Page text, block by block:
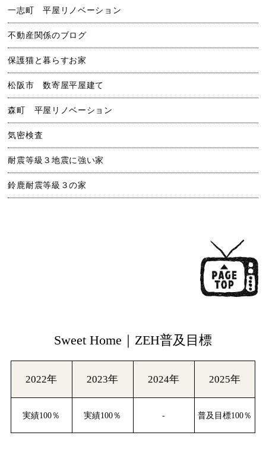
一志町 平屋リノベーション
不動産関係のブログ
保護猫と暮らすお家
松阪市 数寄屋平屋建て
森町 平屋リノベーション
気密検査
耐震等級３地震に強い家
鈴鹿耐震等級３の家
Sweet Home｜ZEH普及目標
2022年 2023年 2024年 2025年
実績100％ 実績100％ - 普及目標100％